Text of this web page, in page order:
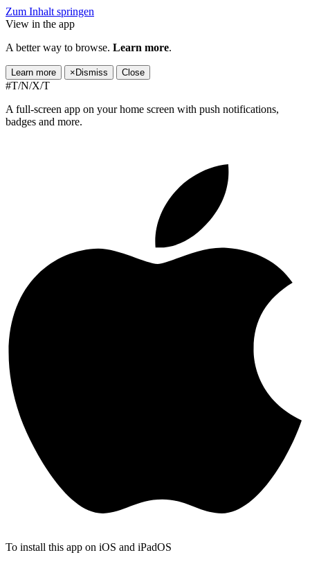
Zum Inhalt springen
View in the app
A better way to browse. Learn more.
Learn more × Dismiss Close
#T/N/X/T
A full-screen app on your home screen with push notifications,
badges and more.
To install this app on iOS and iPadOS